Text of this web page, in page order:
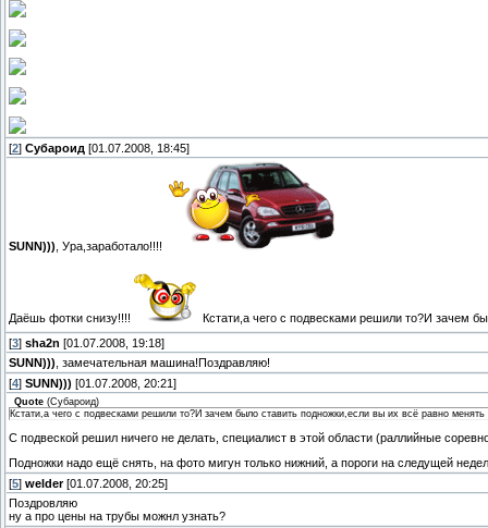
[2] Субароид [01.07.2008, 18:45]
SUNN))) , Ура,заработало!!!!
Даёшь фотки снизу!!!!
Кстати,а чего с подвесками решили то?И зачем
[3] sha2n [01.07.2008, 19:18]
SUNN))) , замечательная машина!Поздравляю!
[4] SUNN))) [01.07.2008, 20:21]
Quote (Субароид)
Кстати,а чего с подвесками решили то?И зачем было ставить подножки,если вы их всё равно
С подвеской решил ничего не делать, специалист в этой области (раллийные
Подножки надо ещё снять, на фото мигун только нижний, а пороги на следущей
[5] welder[01.07.2008, 20:25]
Поздровляю
ну а про цены на трубы можнл узнать?